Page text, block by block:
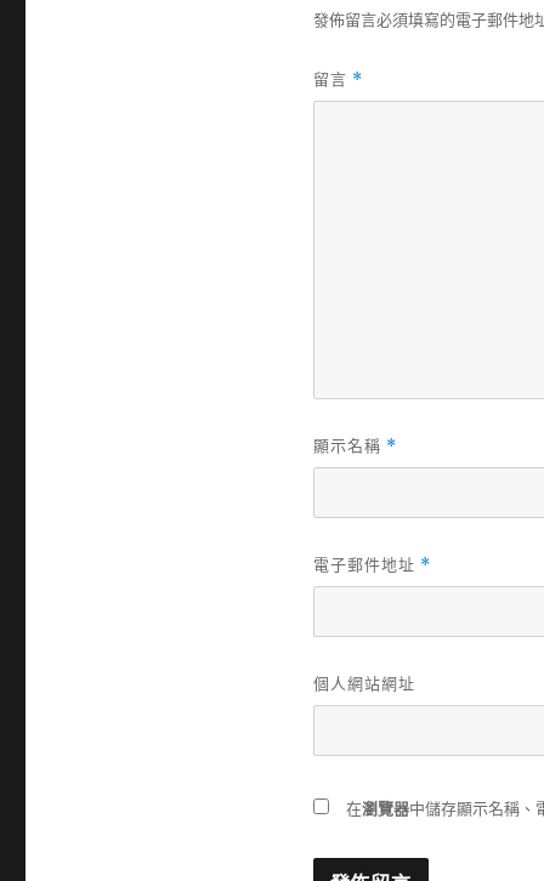
發佈留言必須填寫的電子郵件地
留言 *
顯示名稱 *
電子郵件地址 *
個人網站網址
在瀏覽器中儲存顯示名稱、